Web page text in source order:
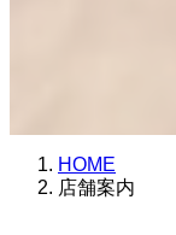
HOME
店舗案内